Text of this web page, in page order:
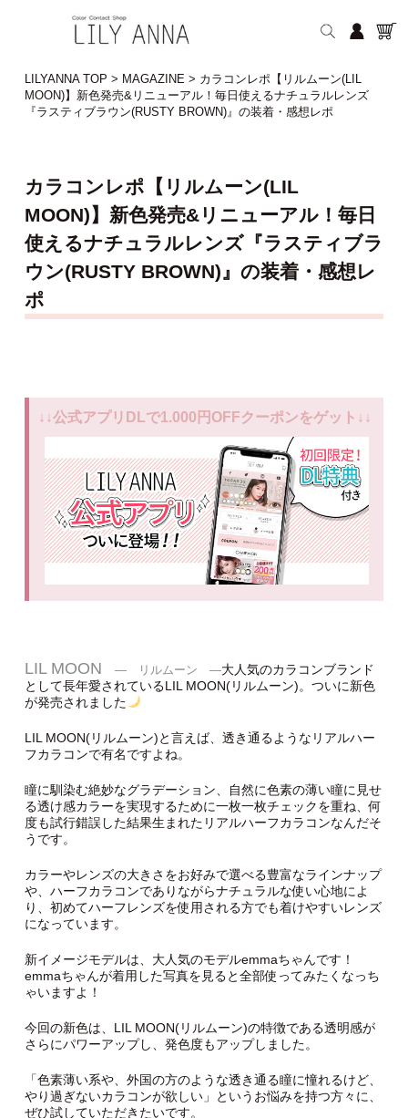
LILYANNA TOP > MAGAZINE> カラコンレポ【リルムーン(LIL
MOON)】新色発売&リニューアル！毎日使えるナチュラルレンズ
『ラスティブラウン(RUSTY BROWN)』の装着・感想レポ
カラコンレポ【リルムーン(LIL
MOON)】新色発売&リニューアル！毎日
使えるナチュラルレンズ『ラスティブラ
ウン(RUSTY BROWN)』の装着・感想レ
ポ
↓↓公式アプリDLで1.000円OFFクーポンをゲット↓↓
LIL MOON ― リルムーン ―大人気のカラコンブランド
として長年愛されているLIL MOON(リルムーン)。ついに新色
が発売されました
LIL MOON(リルムーン)と言えば、透き通るようなリアルハー
フカラコンで有名ですよね。
瞳に馴染む絶妙なグラデーション、自然に色素の薄い瞳に見せ
る透け感カラーを実現するために一枚一枚チェックを重ね、何
度も試行錯誤した結果生まれたリアルハーフカラコンなんだそ
うです。
カラーやレンズの大きさをお好みで選べる豊富なラインナップ
や、ハーフカラコンでありながらナチュラルな使い心地によ
り、初めてハーフレンズを使用される方でも着けやすいレンズ
になっています。
新イメージモデルは、大人気のモデルemmaちゃんです！
emmaちゃんが着用した写真を見ると全部使ってみたくなっち
ゃいますよ！
今回の新色は、LIL MOON(リルムーン)の特徴である透明感が
さらにパワーアップし、発色度もアップしました。
「色素薄い系や、外国の方のような透き通る瞳に憧れるけど、
やり過ぎないカラコンが欲しい」というお悩みを持つ方々に、
ぜひ試していただきたいです。